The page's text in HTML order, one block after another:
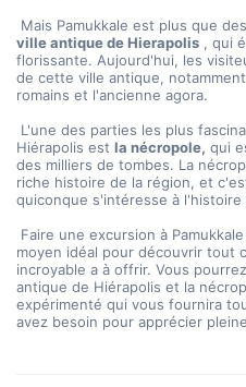
ville antique de Hierapolis , qui
florissante. Aujourd'hui, les
de cette ville antique,
romains et l'ancienne agora.
L'une des parties les plus
Hiérapolis est la nécropole, qui
des milliers de tombes. La
riche histoire de la région, et
quiconque s'intéresse à l'histoire
moyen idéal pour découvrir tout
incroyable a à offrir. Vous
antique de Hiérapolis et la
expérimenté qui vous fournira
avez besoin pour apprécier